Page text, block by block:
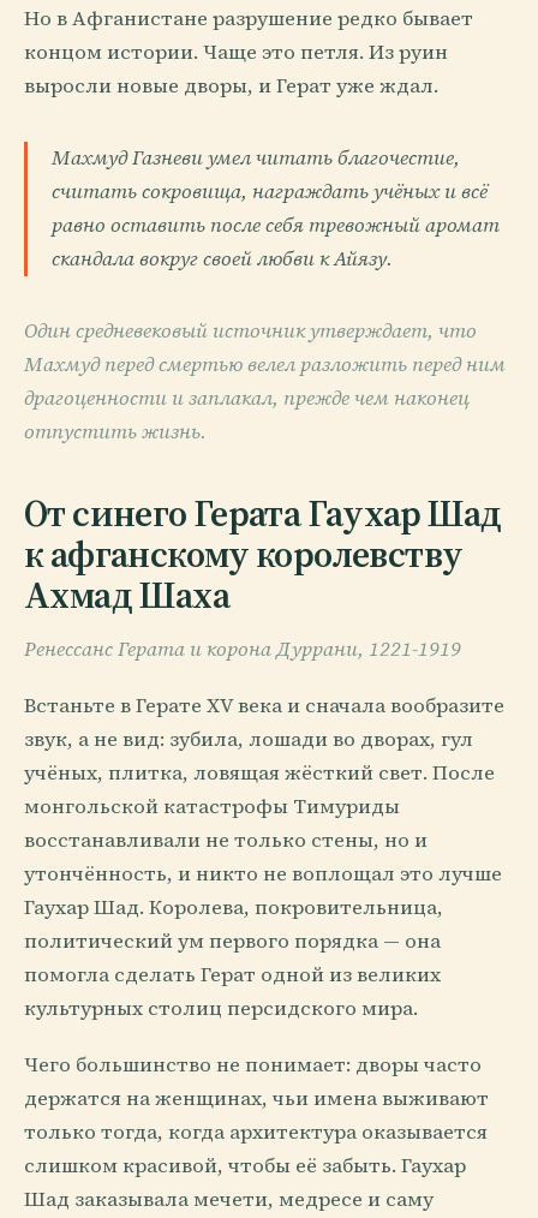
Но в Афганистане разрушение редко бывает
концом истории. Чаще это петля. Из руин
выросли новые дворы, и Герат уже ждал.
Махмуд Газневи умел читать благочестие,
считать сокровища, награждать учёных и всё
равно оставить после себя тревожный аромат
скандала вокруг своей любви к Айязу.
Один средневековый источник утверждает, что
Махмуд перед смертью велел разложить перед ним
драгоценности и заплакал, прежде чем наконец
отпустить жизнь.
От синего Герата Гаухар Шад
к афганскому королевству
Ахмад Шаха
Ренессанс Герата и корона Дуррани, 1221-1919
Встаньте в Герате XV века и сначала вообразите
звук, а не вид: зубила, лошади во дворах, гул
учёных, плитка, ловящая жёсткий свет. После
монгольской катастрофы Тимуриды
восстанавливали не только стены, но и
утончённость, и никто не воплощал это лучше
Гаухар Шад. Королева, покровительница,
политический ум первого порядка — она
помогла сделать Герат одной из великих
культурных столиц персидского мира.
Чего большинство не понимает: дворы часто
держатся на женщинах, чьи имена выживают
только тогда, когда архитектура оказывается
слишком красивой, чтобы её забыть. Гаухар
Шад заказывала мечети, медресе и саму